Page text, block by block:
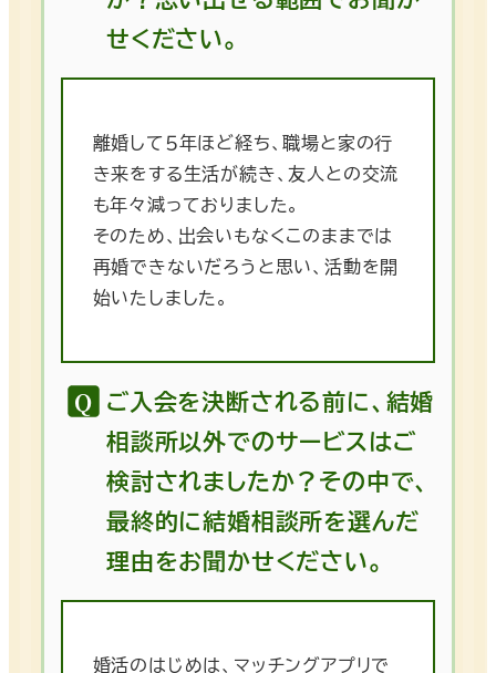
せください。
離婚して５年ほど経ち、職場と家の行
き来をする生活が続き、友人との交流
も年々減っておりました。
そのため、出会いもなくこのままでは
再婚できないだろうと思い、活動を開
始いたしました。
ご入会を決断される前に、結婚
相談所以外でのサービスはご
検討されましたか？その中で、
最終的に結婚相談所を選んだ
理由をお聞かせください。
婚活のはじめは、マッチングアプリで